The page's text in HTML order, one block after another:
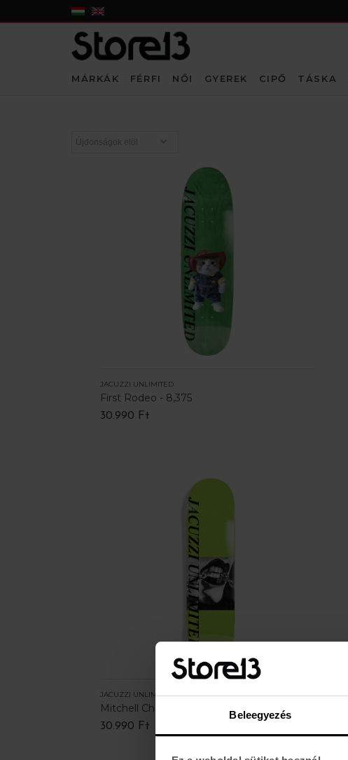
Beleegyezés
MÁRKÁK FÉRFI NŐI GYEREK CIPŐ TÁSKA
JACUZZI UNLIMITED
First Rodeo - 8,375
30.990 Ft
JACUZZI UNLIMITED
Mitchell Chain Mail - 8,375
30.990 Ft